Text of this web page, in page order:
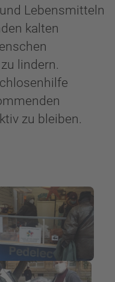
Lebensmitteln
kalten
lindern.
zu bleiben.